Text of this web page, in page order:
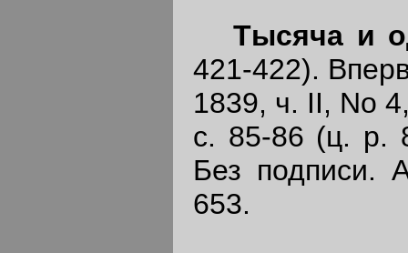
Тысяча и
421-422).
1839, ч. II, No
с. 85-86 (ц. р.
Без подписи.
653.